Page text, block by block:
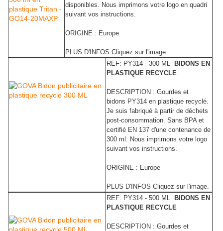
disponibles. Nous imprimons votre logo en quadri
suivant vos instructions.
ORIGINE : Europe
PLUS D'INFOS Cliquez sur l'image.
REF: PY314 - 300 ML
BIDONS EN
PLASTIQUE RECYCLE
DESCRIPTION : Gourdes et
bidons PY314 en plastique recyclé.
Je suis fabriqué à partir de déchets
post-consommation. Sans BPA et
certifié EN 137 d'une contenance de
300 ml. Nous imprimons votre logo
suivant vos instructions.
ORIGINE : Europe
PLUS D'INFOS Cliquez sur l'image.
REF: PY314 - 500 ML
BIDONS EN
PLASTIQUE RECYCLE
DESCRIPTION : Gourdes et